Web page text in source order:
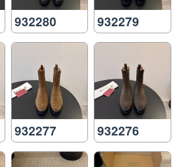
932280 932279
932277 932276